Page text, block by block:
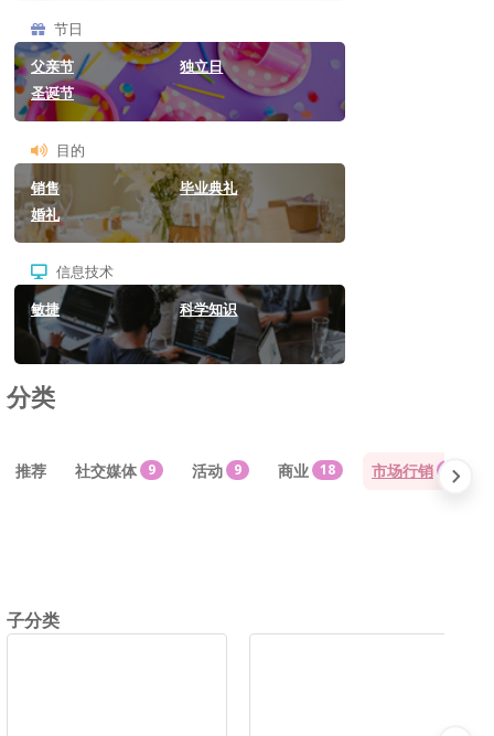
节日
父亲节
独立日
圣诞节
目的
销售
毕业典礼
婚礼
信息技术
敏捷
科学知识
分类
推荐 社交媒体 9 活动 9 商业 18 市场行销 18
子分类